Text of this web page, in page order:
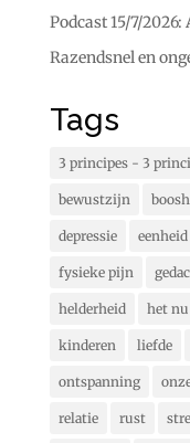
Podcast 15/7/
Razendsnel en
Tags
3 principes - 3
bewustzijn
depressie eenheid
fysieke pijn
helderheid het nu
kinderen liefde
ontspanning
relatie rust